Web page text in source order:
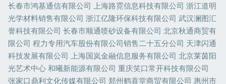
长春市鸿基通信有限公司 上海路霓信息科技有限公司 浙江道明
光学材料销售有限公司 浙江亿隆环保科技有限公司 武汉澜图汇
誉科技有限公司 长春市顺通喷砂设备有限公司 北京秋通商贸有
限公司 程力专用汽车股份有限公司销售二十五分公司 天津闪通
科技发展有限公司 上海国岚金融信息服务有限公司 北京莱茵阳
光艺术中心 和曦新能源有限公司 重庆笑口常开科技有限公司
张家口鼎利文化传媒有限公司 郑州鹤喜堂商贸有限公司 惠州市